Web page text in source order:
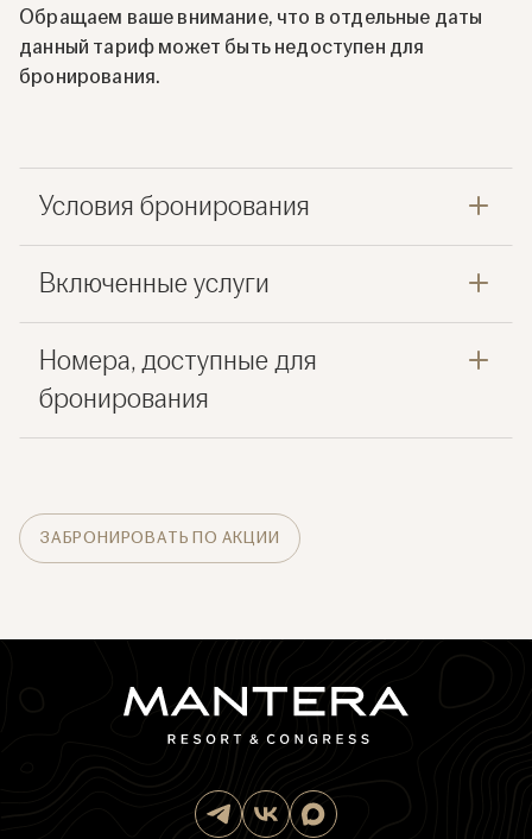
Обращаем ваше внимание, что в отдельные даты
данный тариф может быть недоступен для
бронирования.
Условия бронирования
Включенные услуги
Номера, доступные для
бронирования
ЗАБРОНИРОВАТЬ ПО АКЦИИ